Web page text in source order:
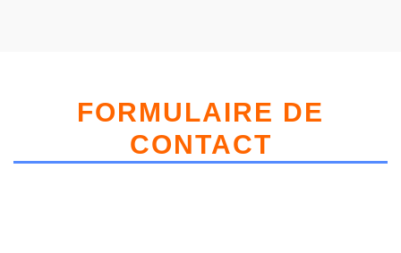
FORMULAIRE DE
CONTACT